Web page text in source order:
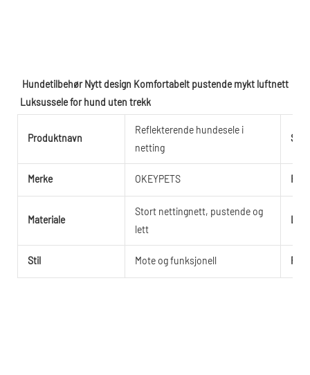
Hundetilbehør Nytt design Komfortabelt pustende mykt luftnett
Luksussele for hund uten trekk
Produktnavn
Reflekterende hundesele i
netting
Merke OKEYPETS
Materiale
Stort nettingnett, pustende og
lett
Stil Mote og funksjonell